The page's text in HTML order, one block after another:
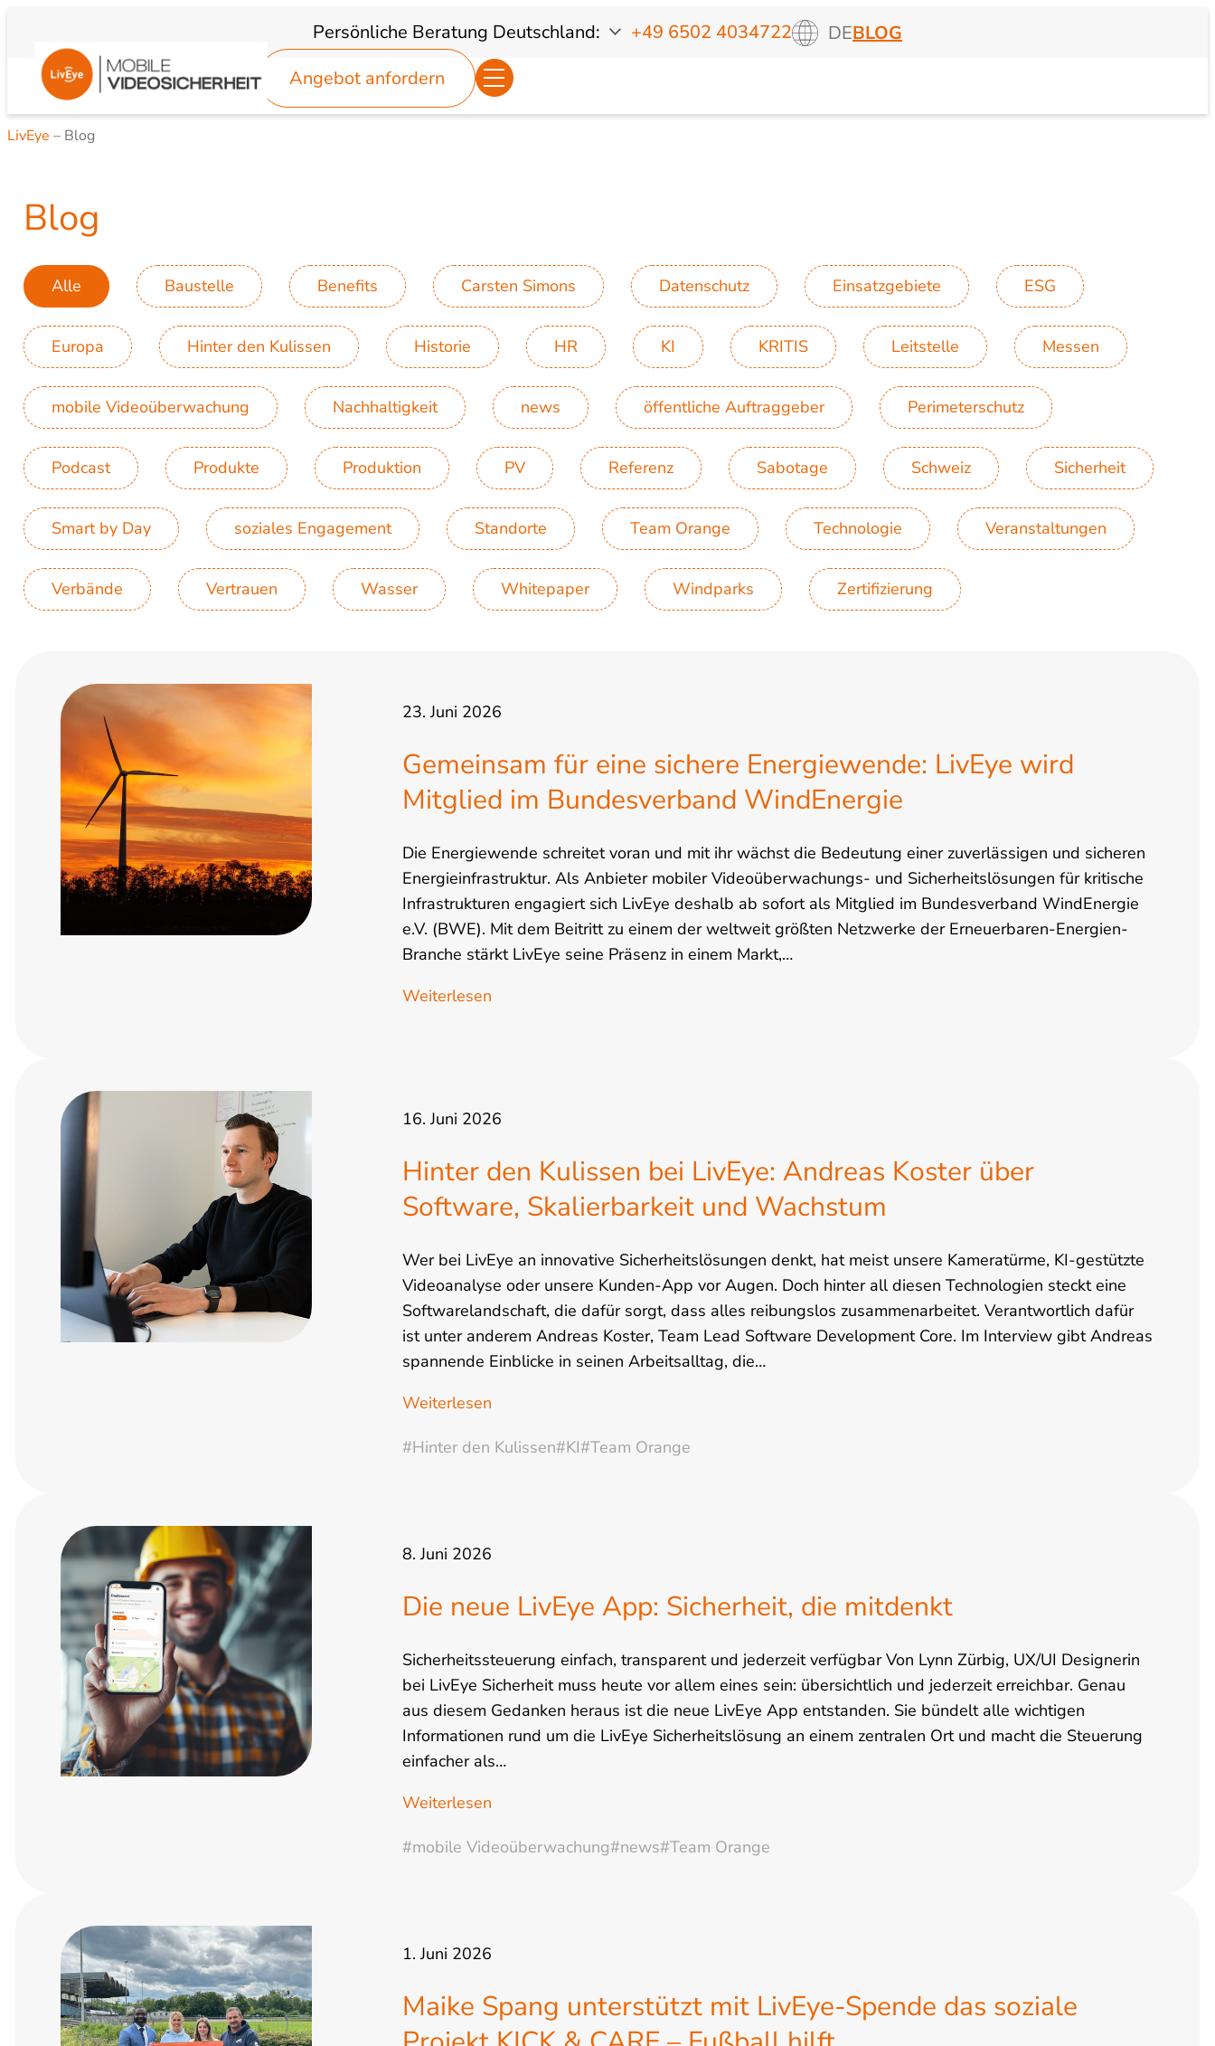
springen
Persönliche Beratung Deutschland: +49 6502 4034722 DEBLOG
Angebot anfordern
LivEye – Blog
Blog
Alle Baustelle Benefits Carsten Simons Datenschutz Einsatzgebiete ESG
Europa Hinter den Kulissen Historie HR KI KRITIS Leitstelle Messen
mobile Videoüberwachung Nachhaltigkeit news öffentliche Auftraggeber Perimeterschutz
Podcast Produkte Produktion PV Referenz Sabotage Schweiz Sicherheit
Smart by Day soziales Engagement Standorte Team Orange Technologie Veranstaltungen
Verbände Vertrauen Wasser Whitepaper Windparks Zertifizierung
23. Juni 2026
Gemeinsam für eine sichere Energiewende: LivEye wird
Mitglied im Bundesverband WindEnergie
Die Energiewende schreitet voran und mit ihr wächst die Bedeutung einer zuverlässigen und sicheren
Energieinfrastruktur. Als Anbieter mobiler Videoüberwachungs- und Sicherheitslösungen für kritische
Infrastrukturen engagiert sich LivEye deshalb ab sofort als Mitglied im Bundesverband WindEnergie
e.V. (BWE). Mit dem Beitritt zu einem der weltweit größten Netzwerke der Erneuerbaren-Energien-
Branche stärkt LivEye seine Präsenz in einem Markt,…
Weiterlesen
16. Juni 2026
Hinter den Kulissen bei LivEye: Andreas Koster über
Software, Skalierbarkeit und Wachstum
Wer bei LivEye an innovative Sicherheitslösungen denkt, hat meist unsere Kameratürme, KI-gestützte
Videoanalyse oder unsere Kunden-App vor Augen. Doch hinter all diesen Technologien steckt eine
Softwarelandschaft, die dafür sorgt, dass alles reibungslos zusammenarbeitet. Verantwortlich dafür
ist unter anderem Andreas Koster, Team Lead Software Development Core. Im Interview gibt Andreas
spannende Einblicke in seinen Arbeitsalltag, die…
Weiterlesen
#Hinter den Kulissen#KI#Team Orange
8. Juni 2026
Die neue LivEye App: Sicherheit, die mitdenkt
Sicherheitssteuerung einfach, transparent und jederzeit verfügbar Von Lynn Zürbig, UX/UI Designerin
bei LivEye Sicherheit muss heute vor allem eines sein: übersichtlich und jederzeit erreichbar. Genau
aus diesem Gedanken heraus ist die neue LivEye App entstanden. Sie bündelt alle wichtigen
Informationen rund um die LivEye Sicherheitslösung an einem zentralen Ort und macht die Steuerung
einfacher als…
Weiterlesen
#mobile Videoüberwachung#news#Team Orange
1. Juni 2026
Maike Spang unterstützt mit LivEye-Spende das soziale